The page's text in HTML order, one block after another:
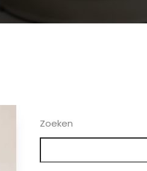
Zoeken